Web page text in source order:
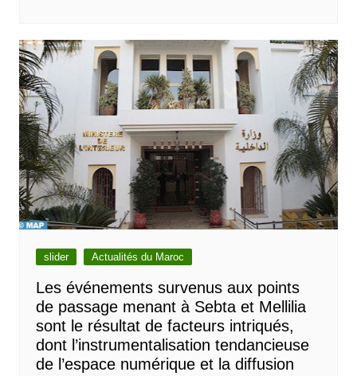
slider Actualités du Maroc
Les événements survenus aux points
de passage menant à Sebta et Mellilia
sont le résultat de facteurs intriqués,
dont l’instrumentalisation tendancieuse
de l’espace numérique et la diffusion